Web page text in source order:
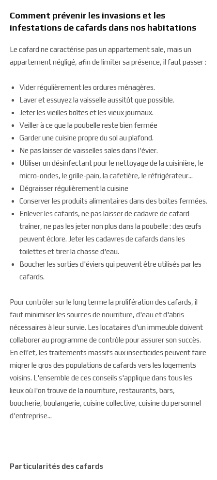
Comment prévenir les invasions et les
infestations de cafards dans nos habitations
Le cafard ne caractérise pas un appartement sale, mais un
appartement négligé, afin de limiter sa présence, il faut passer :
Vider régulièrement les ordures ménagères.
Laver et essuyez la vaisselle aussitôt que possible.
Jeter les vieilles boîtes et les vieux journaux.
Veiller à ce que la poubelle reste bien fermée
Garder une cuisine propre du sol au plafond.
Ne pas laisser de vaisselles sales dans l'évier.
Utiliser un désinfectant pour le nettoyage de la cuisinière, le
micro-ondes, le grille-pain, la cafetière, le réfrigérateur...
Dégraisser régulièrement la cuisine
Conserver les produits alimentaires dans des boites fermées.
Enlever les cafards, ne pas laisser de cadavre de cafard
traîner, ne pas les jeter non plus dans la poubelle : des œufs
peuvent éclore. Jeter les cadavres de cafards dans les
toilettes et tirer la chasse d'eau.
Boucher les sorties d'éviers qui peuvent être utilisés par les
cafards.
Pour contrôler sur le long terme la prolifération des cafards, il
faut minimiser les sources de nourriture, d'eau et d'abris
nécessaires à leur survie. Les locataires d'un immeuble doivent
collaborer au programme de contrôle pour assurer son succès.
En effet, les traitements massifs aux insecticides peuvent faire
migrer le gros des populations de cafards vers les logements
voisins. L'ensemble de ces conseils s'applique dans tous les
lieux où l'on trouve de la nourriture, restaurants, bars,
boucherie, boulangerie, cuisine collective, cuisine du personnel
d'entreprise...
Particularités des cafards